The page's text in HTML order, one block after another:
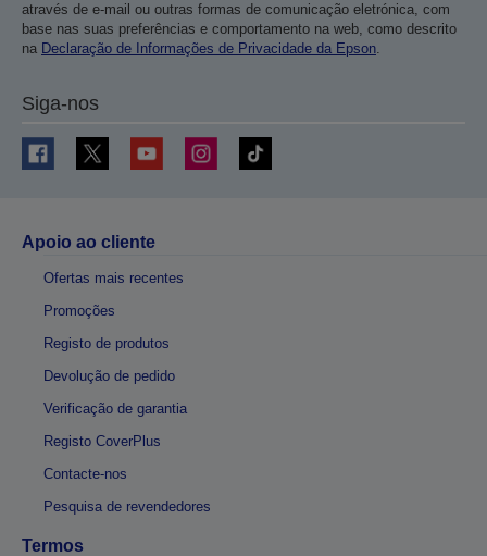
através de e-mail ou outras formas de comunicação eletrónica, com
base nas suas preferências e comportamento na web, como descrito
na Declaração de Informações de Privacidade da Epson.
Siga-nos
Apoio ao cliente
Ofertas mais recentes
Promoções
Registo de produtos
Devolução de pedido
Verificação de garantia
Registo CoverPlus
Contacte-nos
Pesquisa de revendedores
Termos